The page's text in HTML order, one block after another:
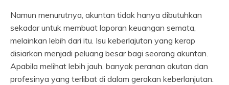
Namun menurutnya, akuntan tidak hanya dibutuhkan
sekadar untuk membuat laporan keuangan semata,
melainkan lebih dari itu. Isu keberlajutan yang kerap
disiarkan menjadi peluang besar bagi seorang akuntan.
Apabila melihat lebih jauh, banyak peranan akutan dan
profesinya yang terlibat di dalam gerakan keberlanjutan.